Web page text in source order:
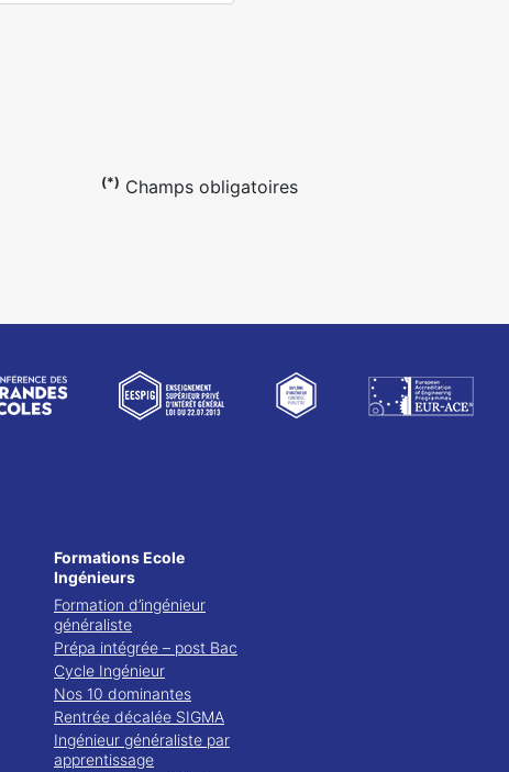
(*) Champs obligatoires
Formations Ecole
Ingénieurs
Formation d’ingénieur
généraliste
Prépa intégrée – post Bac
Cycle Ingénieur
Nos 10 dominantes
Rentrée décalée SIGMA
Ingénieur généraliste par
apprentissage